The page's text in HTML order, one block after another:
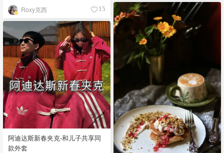
Roxy克西 15
阿迪达斯新春夹克-和儿子共享同
款外套